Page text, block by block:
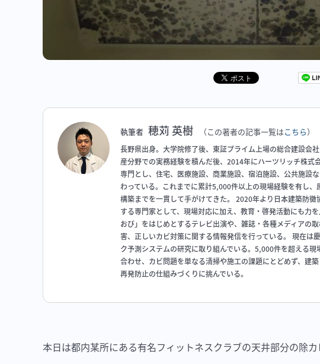
執筆者 穂苅 英樹 （この著者の記事一覧はこちら）
長野県出身。大学院修了後、東証プライム上場の総合建設会
産分野での実務経験を積んだ後、2014年にハーツリッチ株
専門とし、住宅、医療施設、商業施設、宿泊施設、公共施設
わっている。これまでに累計5,000件以上の現場経験を有し
構築までを一貫して手がけてきた。 2020年より日本建築防
する専門家として、現場対応に加え、教育・啓発活動にも力
おび」をはじめとするテレビ出演や、雑誌・各種メディアの
害、正しいカビ対策に関する情報発信を行っている。 現在は
ク予測システムの研究に取り組んでいる。5,000件を超える
合わせ、カビ問題を単なる清掃や施工の課題にとどめず、建
再発防止の仕組みづくりに挑んでいる。
本日は都内某所にある有名フィットネスクラブの天井部分の除カ